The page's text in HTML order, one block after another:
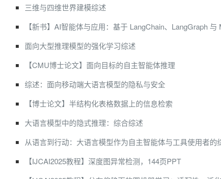
三维与四维世界建模综述
【新书】AI智能体与应用：基于 LangChain、LangGraph 与
面向大型推理模型的强化学习综述
【CMU博士论文】面向目标的自主智能体推理
综述：面向移动端大语言模型的隐私与安全
【博士论文】半结构化表格数据上的信息检索
大语言模型中的隐式推理：综合综述
从语言到行动：大语言模型作为自主智能体与工具使用者的
【IJCAI2025教程】深度图异常检测，144页PPT